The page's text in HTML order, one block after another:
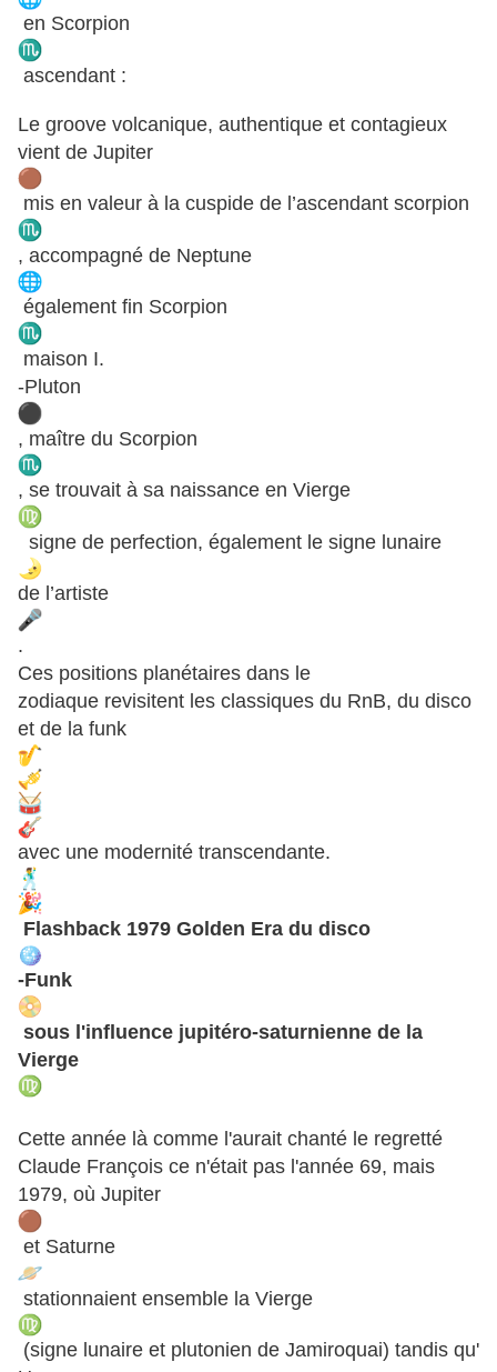
en Scorpion
ascendant :
Le groove volcanique, authentique et contagieux
vient de Jupiter
mis en valeur à la cuspide de l’ascendant scorpion
, accompagné de Neptune
également fin Scorpion
maison I.
-Pluton
, maître du Scorpion
, se trouvait à sa naissance en Vierge
signe de perfection, également le signe lunaire
de l’artiste
.
Ces positions planétaires dans le
zodiaque revisitent les classiques du RnB, du disco
et de la funk
avec une modernité transcendante.
Flashback 1979 Golden Era du disco
-Funk
sous l'influence jupitéro-saturnienne de la
Vierge
Cette année là comme l'aurait chanté le regretté
Claude François ce n'était pas l'année 69, mais
1979, où Jupiter
et Saturne
stationnaient ensemble la Vierge
(signe lunaire et plutonien de Jamiroquai) tandis qu'